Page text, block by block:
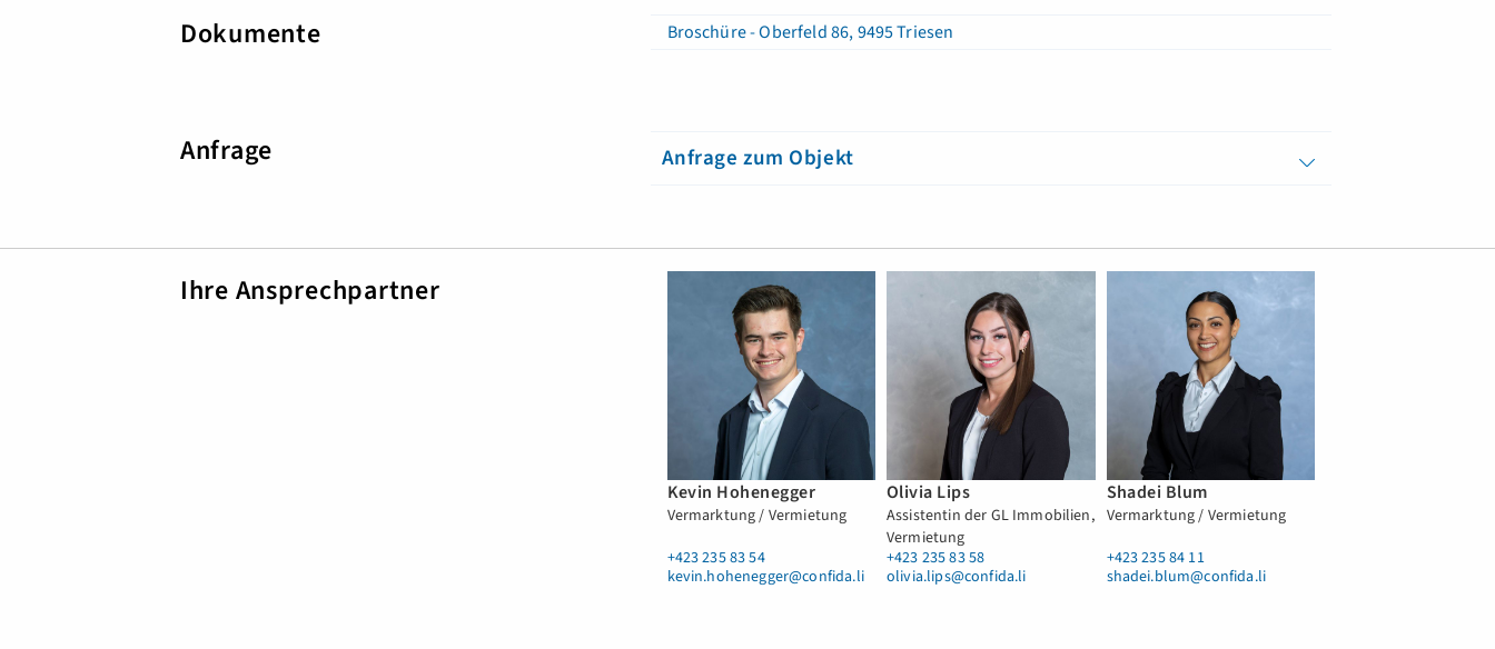
Dokumente Broschüre - Oberfeld 86, 9495 Triesen
Anfrage Anfrage zum Objekt
Ihre Ansprechpartner
Kevin Hohenegger
Vermarktung / Vermietung
+423 235 83 54
kevin.hohenegger@confida.li
Olivia Lips
Assistentin der GL Immobilien,
Vermietung
+423 235 83 58
olivia.lips@confida.li
Shadei Blum
Vermarktung / Vermietung
+423 235 84 11
shadei.blum@confida.li